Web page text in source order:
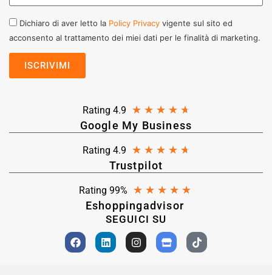
Dichiaro di aver letto la Policy Privacy vigente sul sito ed
acconsento al trattamento dei miei dati per le finalità di marketing.
Rating 4.9 ★ ★ ★ ★ ★
Google My Business
Rating 4.9 ★ ★ ★ ★ ★
Trustpilot
Rating 99% ★ ★ ★ ★ ★
Eshoppingadvisor
SEGUICI SU